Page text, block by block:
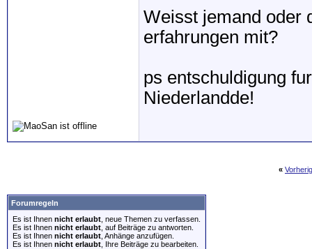
Weisst jemand oder
erfahrungen mit?
ps entschuldigung
Niederlandde!
«
Forumregeln
Es ist Ihnen nicht erlaubt , neue Themen zu verfassen.
Es ist Ihnen nicht erlaubt , auf Beiträge zu antworten.
Es ist Ihnen nicht erlaubt , Anhänge anzufügen.
Es ist Ihnen nicht erlaubt , Ihre Beiträge zu bearbeiten.